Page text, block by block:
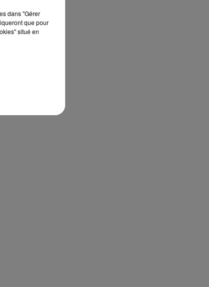
dans "Gérer
que pour
situé en